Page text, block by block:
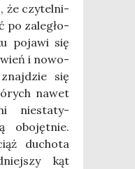
że czy­tel­ni­
po zale­gło­
poja­wi się
i nowo­
się
nawet
nie­sta­ty­
obo­jęt­nie.
ducho­ta
kąt